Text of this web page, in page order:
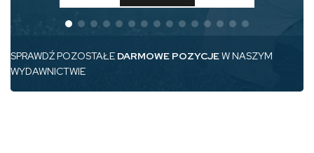
SPRAWDŹ POZOSTAŁE DARMOWE POZYCJEW NASZYM
WYDAWNICTWIE